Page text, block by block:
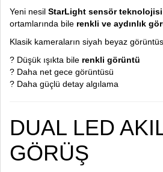
Yeni nesil StarLight sensör teknolojisi
ortamlarında bile renkli ve aydınlık
Klasik kameraların siyah beyaz
? Düşük ışıkta bile renkli görüntü
? Daha net gece görüntüsü
? Daha güçlü detay algılama
DUAL LED
GÖRÜŞ